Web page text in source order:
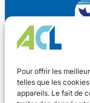
Pour offrir les
telles que les
appareils. Le fait de
Des